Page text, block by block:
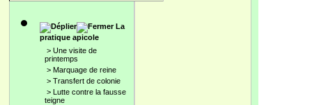
La
pratique apicole
> Une visite de
printemps
> Marquage de reine
> Transfert de colonie
> Lutte contre la fausse
teigne